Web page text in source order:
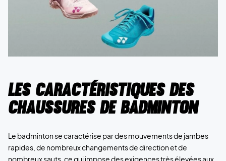
Les caractéristiques des
chaussures de badminton
Le badminton se caractérise par des mouvements de jambes
rapides, de nombreux changements de direction et de
nombreux sauts, ce qui impose des exigences très élevées aux